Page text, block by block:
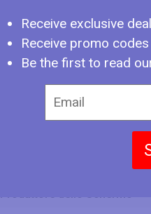
Receive exclusive
Receive promo
Be the first to read
Produttore dello Schermo